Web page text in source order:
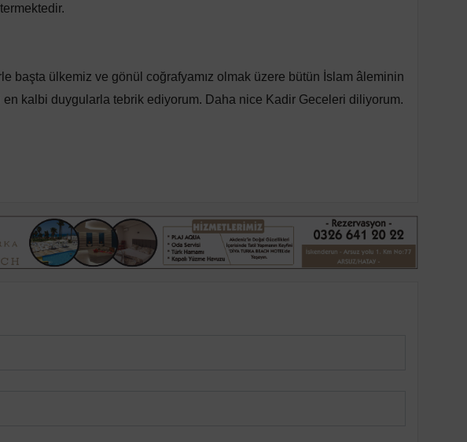
başta ülkemiz ve gönül coğrafyamız olmak üzere bütün İslam âleminin
kalbi duygularla tebrik ediyorum. Daha nice Kadir Geceleri diliyorum.